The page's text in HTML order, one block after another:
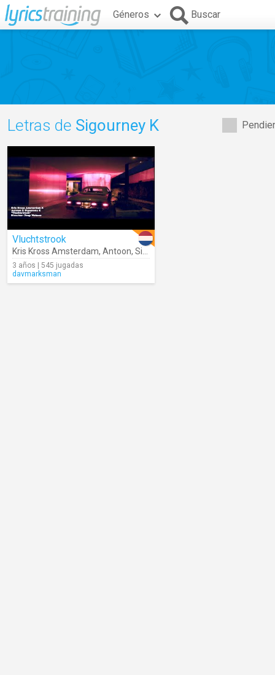
Géneros Buscar
Letras de Sigourney K
Vluchtstrook
Kris Kross Amsterdam, Antoon, Sigourney K
3 años | 545 jugadas
davmarksman